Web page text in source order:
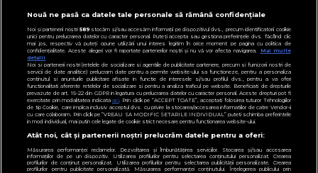
VEDETE
Nouă ne pasă ca datele tale personale să rămână confidențiale
Noi și partenerii noștri589stocăm și/sau accesăm informații pe dispozitivul dvs., precum identificatorii cookie
unici pentru prelucrarea datelor cu caracter personal. Puteți accepta sau gestiona preferințele dvs. făcând clic
mai jos, respectiv vă puteți opune utilizării unui interes legitim în orice moment pe pagina cu politica de
confidențialitate. Aceste alegeri vor fi raportate partenerilor noștri și nu vă vor afecta navigarea.
Mai multe
detalii
Noi si partenerii nostri (retelele de socializare si agentiile de publicitate partenere, precum si furnizorii nostri de
servicii de date analitice) prelucram date pentru a permite website-ului sa functioneze, pentru a personaliza
continutul si anunturile publicitare afisate in functie de interesele si/sau profilul dvs., pentru a va oferi
functionalitati aferente retelelor de socializare si pentru a analiza traficul pe website. Beneficiati de drepturile
prevazute de art. 15-22 din GDPR in legatura cu prelucrarea datelor cu caracter personal. Aceste drepturi pot fi
exercitate prin modalitatea indicataaici. Prin click pe “ACCEPT TOATE”, acceptati folosirea tuturor Tehnologiilor
de tip Cookie, care implica inclusiv acceptul dvs. cu privire la stocarea/accesarea informatiilor de catre Vendor-ii
cu care colaboram. Prin click pe “VREAU SA MODIFIC SETARILE INDIVIDUAL” puteti schimba preferintele
in mod individual, mai putin cele legate de cookie strict necesare pentru functionarea website-ului.
Atât noi, cât și partenerii noștri prelucrăm datele pentru a oferi:
Măsurarea performanței reclamelor. Dezvoltarea și îmbunătățirea serviciilor. Stocarea și/sau accesarea
informațiilor de pe un dispozitiv. Utilizarea profilurilor pentru selectarea conținutului personalizat. Crearea
profilurilor de conținut personalizat. Utilizarea profilurilor pentru selectarea publicității personalizate. Crearea
profilurilor pentru publicitate personalizată. Măsurarea performanței conținutului. Înțelegerea publicului prin